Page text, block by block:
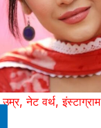
उम्र, नेट वर्थ, इंस्टाग्राम